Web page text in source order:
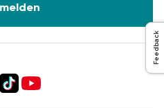
Feedback